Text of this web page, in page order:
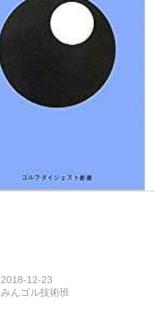
2018-12-23
みんゴル技術班